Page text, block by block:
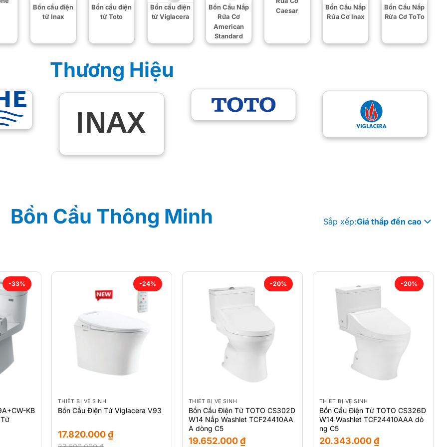
Bồn cầu điện
tử Inax
Bồn cầu điện
tử Toto
Bồn cầu điện
tử Viglacera
Bồn Cầu Nắp
Rửa Cơ
American
Standard
Caesar
Bồn Cầu Nắp
Rửa Cơ Inax
Bồn Cầu Nắp
Rửa Cơ ToTo
Thương Hiệu
Bồn Cầu Thông Minh Sắp xếp:Giá thấp đến cao
-33%
KB
-24%
THIẾT BỊ VỆ SINH
Bồn Cầu Điện Tử Viglacera V93
17.820.000₫
-20%
THIẾT BỊ VỆ SINH
Bồn Cầu Điện Tử TOTO CS302D
W14 Nắp Washlet TCF24410AA
A dòng C5
19.652.000₫
-20%
THIẾT BỊ VỆ SINH
Bồn Cầu Điện Tử TOTO CS326D
W14 Washlet TCF24410AAA dò
ng C5
20.343.000₫